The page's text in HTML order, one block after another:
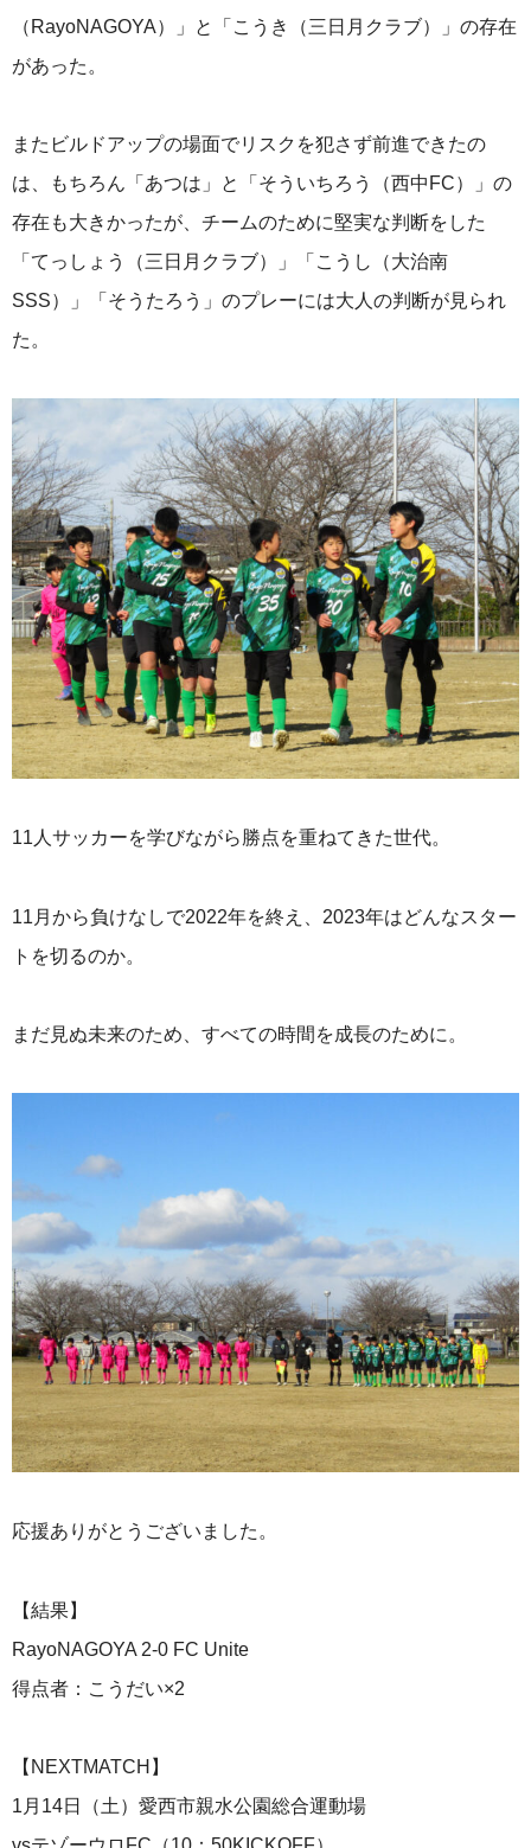
（RayoNAGOYA）」と「こうき（三日月クラブ）」の存在
があった。
またビルドアップの場面でリスクを犯さず前進できたの
は、もちろん「あつは」と「そういちろう（西中FC）」の
存在も大きかったが、チームのために堅実な判断をした
「てっしょう（三日月クラブ）」「こうし（大治南
SSS）」「そうたろう」のプレーには大人の判断が見られ
た。
11人サッカーを学びながら勝点を重ねてきた世代。
11月から負けなしで2022年を終え、2023年はどんなスター
トを切るのか。
まだ見ぬ未来のため、すべての時間を成長のために。
応援ありがとうございました。
【結果】
RayoNAGOYA 2-0 FC Unite
得点者：こうだい×2
【NEXTMATCH】
1月14日（土）愛西市親水公園総合運動場